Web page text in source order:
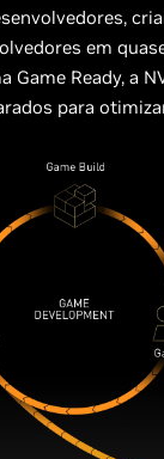
em
Game Ready, a
para